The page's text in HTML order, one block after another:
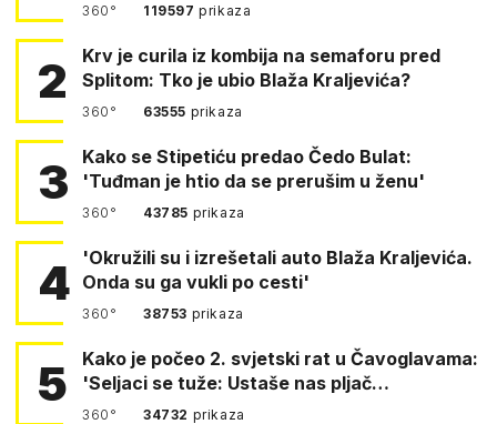
360° 119597prikaza
2
Krv je curila iz kombija na semaforu pred
Splitom: Tko je ubio Blaža Kraljevića?
360° 63555 prikaza
3
Kako se Stipetiću predao Čedo Bulat:
'Tuđman je htio da se prerušim u ženu'
360° 43785 prikaza
4
'Okružili su i izrešetali auto Blaža Kraljevića.
Onda su ga vukli po cesti'
360° 38753 prikaza
5
Kako je počeo 2. svjetski rat u Čavoglavama:
'Seljaci se tuže: Ustaše nas pljač…
360° 34732 prikaza